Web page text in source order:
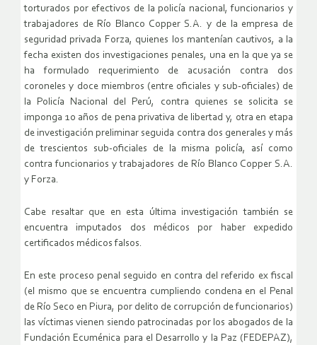
torturados por efectivos de la policía nacional, funcionarios y
trabajadores de Río Blanco Copper S.A. y de la empresa de
seguridad privada Forza, quienes los mantenían cautivos, a la
fecha existen dos investigaciones penales, una en la que ya se
ha formulado requerimiento de acusación contra dos
coroneles y doce miembros (entre oficiales y sub-oficiales) de
la Policía Nacional del Perú, contra quienes se solicita se
imponga 10 años de pena privativa de libertad y, otra en etapa
de investigación preliminar seguida contra dos generales y más
de trescientos sub-oficiales de la misma policía, así como
contra funcionarios y trabajadores de Río Blanco Copper S.A.
y Forza.
Cabe resaltar que en esta última investigación también se
encuentra imputados dos médicos por haber expedido
certificados médicos falsos.
En este proceso penal seguido en contra del referido ex fiscal
(el mismo que se encuentra cumpliendo condena en el Penal
de Río Seco en Piura, por delito de corrupción de funcionarios)
las víctimas vienen siendo patrocinadas por los abogados de la
Fundación Ecuménica para el Desarrollo y la Paz (FEDEPAZ),